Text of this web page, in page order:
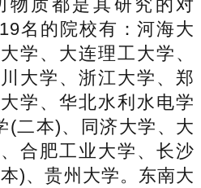
物质都是其研究的对
名的院校有：河海大
学、大连理工大学、
大学、浙江大学、郑
学、华北水利水电学
(二本)、同济大学、大
合肥工业大学、长沙
)、贵州大学。东南大